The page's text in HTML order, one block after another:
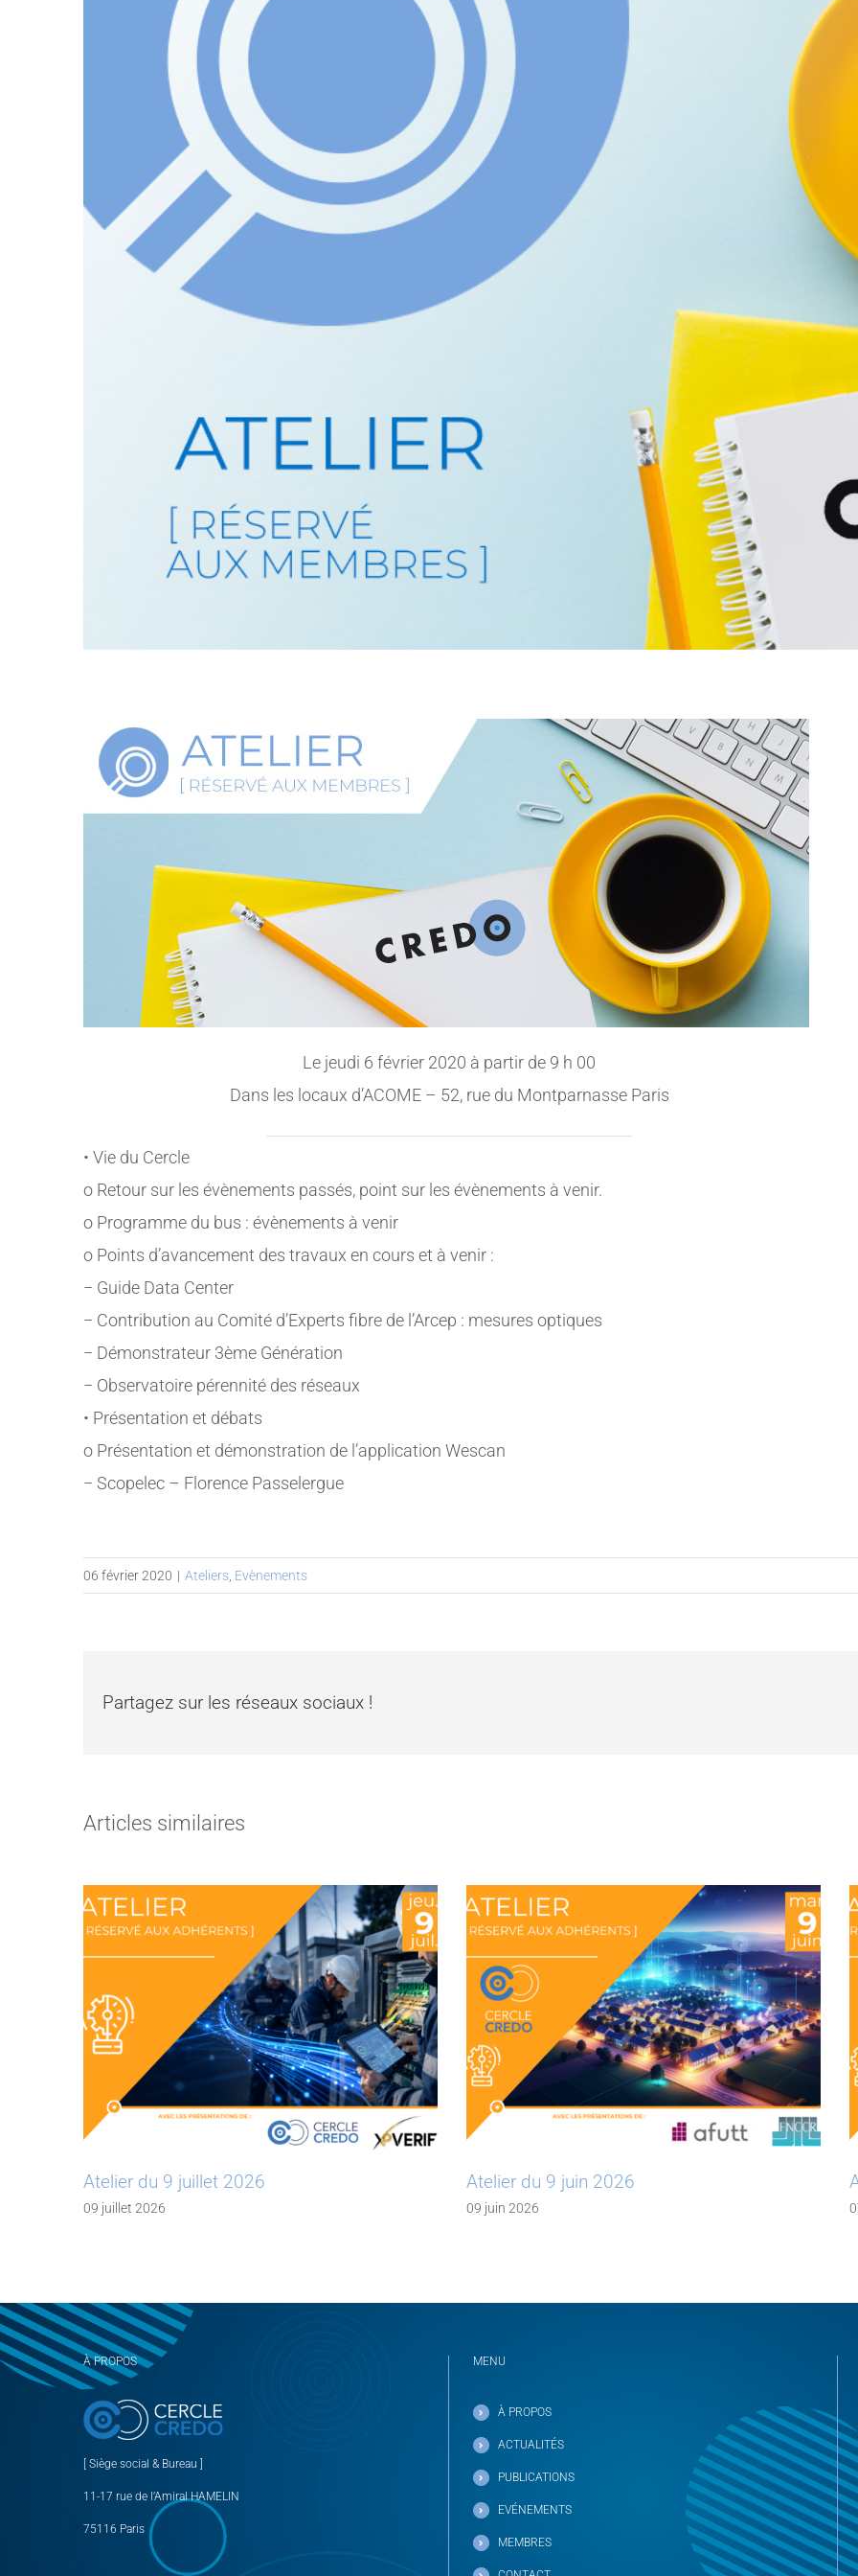
Le jeudi 6 février 2020 à partir de 9 h 00
Dans les locaux d’ACOME – 52, rue du Montparnasse Paris
• Vie du Cercle
o Retour sur les évènements passés, point sur les évènements à venir.
o Programme du bus : évènements à venir
o Points d’avancement des travaux en cours et à venir :
− Guide Data Center
− Contribution au Comité d’Experts fibre de l’Arcep : mesures optiques
− Démonstrateur 3ème Génération
− Observatoire pérennité des réseaux
• Présentation et débats
o Présentation et démonstration de l’application Wescan
− Scopelec – Florence Passelergue
06 février 2020 | Ateliers Evènements
Partagez sur les réseaux sociaux !
Articles similaires
Atelier du 9 juillet 2026
09 juillet 2026
Atelier du 9 juin 2026
09 juin 2026 07
À PROPOS
[ Siège social & Bureau ]
11-17 rue de l’Amiral HAMELIN
75116 Paris
MENU
À PROPOS
ACTUALITÉS
PUBLICATIONS
EVÉNEMENTS
MEMBRES